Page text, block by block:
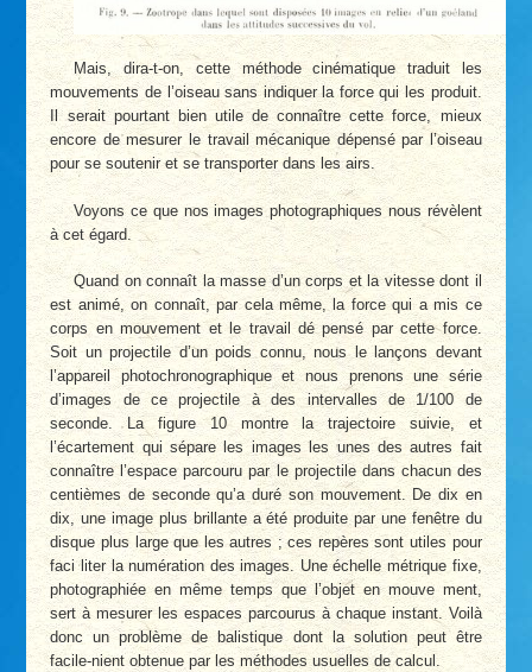
Mais, dira-t-on, cette méthode cinématique traduit les
mouvements de l’oiseau sans indiquer la force qui les produit.
Il serait pourtant bien utile de connaître cette force, mieux
encore de mesurer le travail mécanique dépensé par l’oiseau
pour se soutenir et se transporter dans les airs.
Voyons ce que nos images photographiques nous révèlent
à cet égard.
Quand on connaît la masse d’un corps et la vitesse dont il
est animé, on connaît, par cela même, la force qui a mis ce
corps en mouvement et le travail dé pensé par cette force.
Soit un projectile d’un poids connu, nous le lançons devant
l’appareil photochronographique et nous prenons une série
d’images de ce projectile à des intervalles de 1/100 de
seconde. La figure 10 montre la trajectoire suivie, et
l’écartement qui sépare les images les unes des autres fait
connaître l’espace parcouru par le projectile dans chacun des
centièmes de seconde qu’a duré son mouvement. De dix en
dix, une image plus brillante a été produite par une fenêtre du
disque plus large que les autres ; ces repères sont utiles pour
faci liter la numération des images. Une échelle métrique fixe,
photographiée en même temps que l’objet en mouve ment,
sert à mesurer les espaces parcourus à chaque instant. Voilà
donc un problème de balistique dont la solution peut être
facile-nient obtenue par les méthodes usuelles de calcul.